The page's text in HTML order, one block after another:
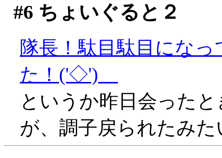
#6 ちょいぐると２
隊長！駄目駄目にな
た！('◇')ゞ
というか昨日会った
が、調子戻られたみ